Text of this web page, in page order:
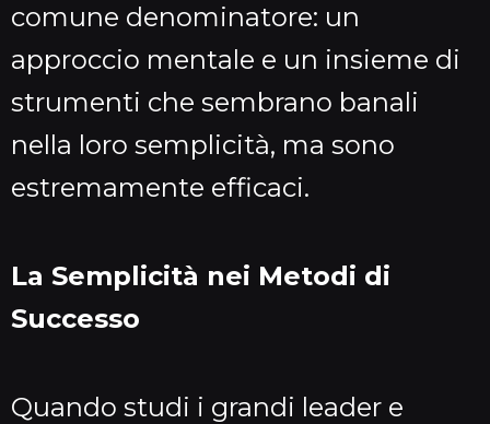
comune denominatore: un
approccio mentale e un insieme di
strumenti che sembrano banali
nella loro semplicità, ma sono
estremamente efficaci.
La Semplicità nei Metodi di
Successo
Quando studi i grandi leader e